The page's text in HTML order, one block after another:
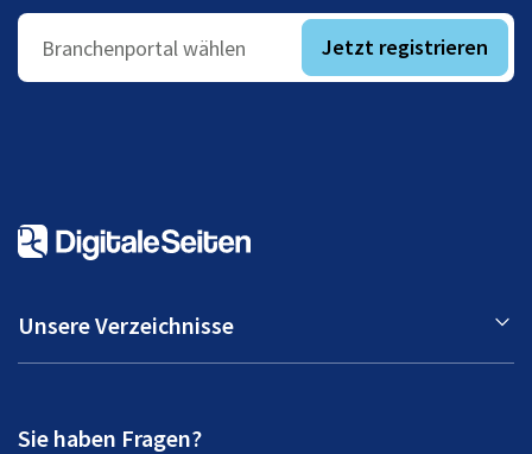
Branchenportal wählen Jetzt registrieren
Unsere Verzeichnisse
Sie haben Fragen?